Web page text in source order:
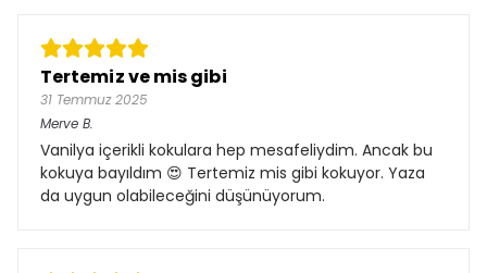
Tertemiz ve mis gibi
31 Temmuz 2025
Merve B.
Vanilya içerikli kokulara hep mesafeliydim. Ancak bu
kokuya bayıldım 😍 Tertemiz mis gibi kokuyor. Yaza
da uygun olabileceğini düşünüyorum.